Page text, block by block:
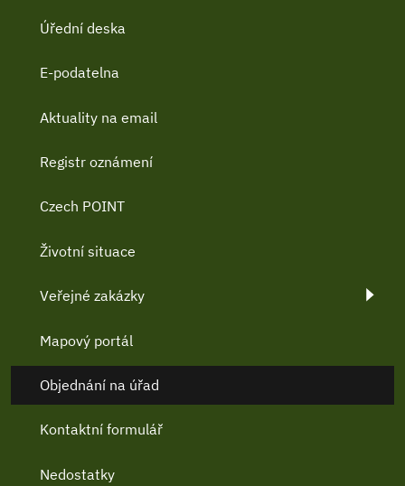
Úřední deska
E-podatelna
Aktuality na email
Registr oznámení
Czech POINT
Životní situace
Veřejné zakázky
Mapový portál
Objednání na úřad
Kontaktní formulář
Nedostatky